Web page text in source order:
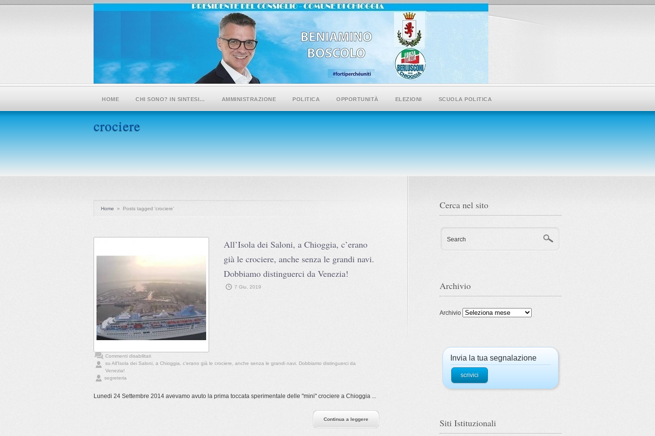
HOME CHI SONO? IN SINTESI… AMMINISTRAZIONE POLITICA OPPORTUNITÀ ELEZIONI SCUOLA POLITICA
crociere
Home » Posts tagged 'crociere'
All’Isola dei Saloni, a Chioggia, c’erano
già le crociere, anche senza le grandi navi.
Dobbiamo distinguerci da Venezia!
7 Giu, 2019
Commenti disabilitati
su All’Isola dei Saloni, a Chioggia, c’erano già le crociere, anche senza le grandi navi. Dobbiamo distinguerci da
Venezia!
segreteria
Lunedi 24 Settembre 2014 avevamo avuto la prima toccata sperimentale delle "mini" crociere a Chioggia ...
Continua a leggere
Cerca nel sito
Search
Archivio
Archivio
Invia la tua segnalazione
scrivici
Siti Istituzionali